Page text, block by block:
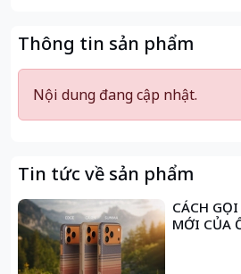
Thông tin sản phẩm
Nội dung đang cập nhật.
Tin tức về sản phẩm
CÁCH
MỚI CỦA